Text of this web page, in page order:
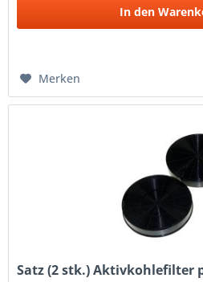
In den
Merken
Satz (2 stk.) Aktivkohlefilter